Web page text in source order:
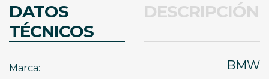
DATOS
TÉCNICOS
DESCRIPCIÓN
Marca: BMW